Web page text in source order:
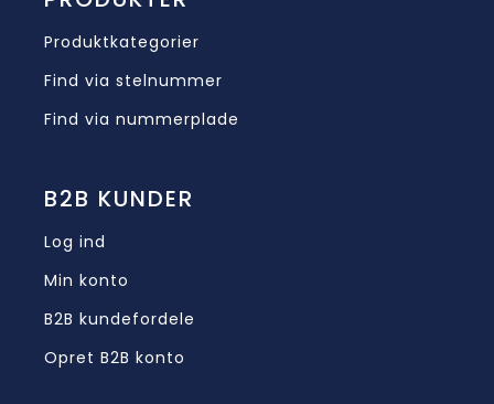
Produktkategorier
Find via stelnummer
Find via nummerplade
B2B KUNDER
Log ind
Min konto
B2B kundefordele
Opret B2B konto